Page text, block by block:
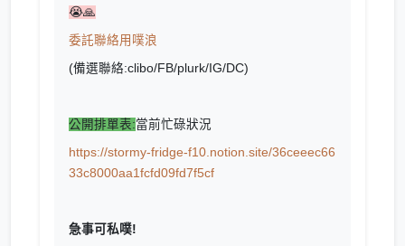
😭🙏
委託聯絡用噗浪
(備選聯絡:clibo/FB/plurk/IG/DC)
公開排單表:當前忙碌狀況
https://stormy-fridge-f10.notion.site/36ceeec66
33c8000aa1fcfd09fd7f5cf
急事可私噗!